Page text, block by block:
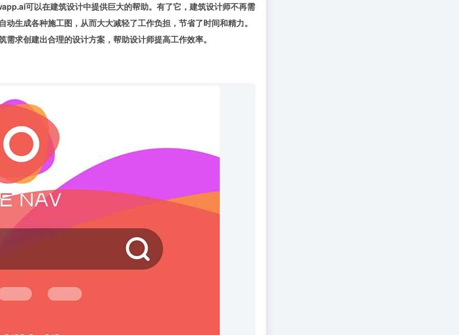
可以在建筑设计中提供巨大的帮助。有了它，建筑设计师不再需
生成各种施工图，从而大大减轻了工作负担，节省了时间和精力。
求创建出合理的设计方案，帮助设计师提高工作效率。